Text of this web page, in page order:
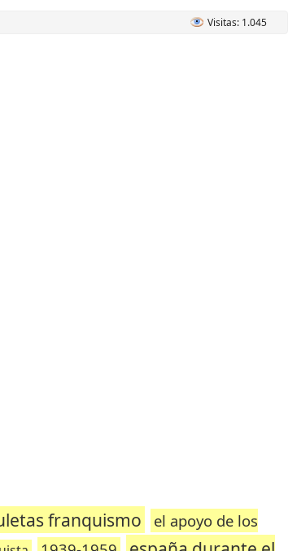
Visitas: 1.045
franquismo
el apoyo de los